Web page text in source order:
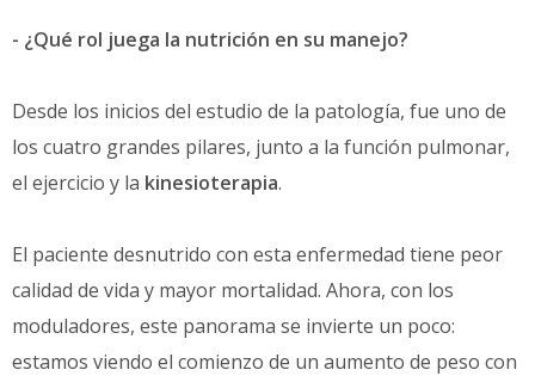
- ¿Qué rol juega la nutrición en su manejo?
Desde los inicios del estudio de la patología, fue uno de
los cuatro grandes pilares, junto a la función pulmonar,
el ejercicio y la kinesioterapia.
El paciente desnutrido con esta enfermedad tiene peor
calidad de vida y mayor mortalidad. Ahora, con los
moduladores, este panorama se invierte un poco:
estamos viendo el comienzo de un aumento de peso con